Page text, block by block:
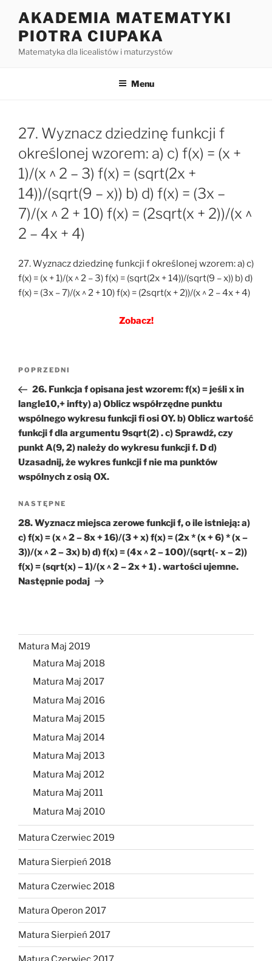
treści
AKADEMIA MATEMATYKI
PIOTRA CIUPAKA
Matematyka dla licealistów i maturzystów
Menu
27. Wyznacz dziedzinę funkcji f
określonej wzorem: a) c) f(x) = (x +
1)/(x ^ 2 – 3) f(x) = (sqrt(2x +
14))/(sqrt(9 – x)) b) d) f(x) = (3x –
7)/(x ^ 2 + 10) f(x) = (2sqrt(x + 2))/(x ^
2 – 4x + 4)
27. Wyznacz dziedzinę funkcji f określonej wzorem: a) c)
f(x) = (x + 1)/(x ^ 2 – 3) f(x) = (sqrt(2x + 14))/(sqrt(9 – x)) b) d)
f(x) = (3x – 7)/(x ^ 2 + 10) f(x) = (2sqrt(x + 2))/(x ^ 2 – 4x + 4)
Zobacz!
Nawigacja
Poprzedni
wpis
POPRZEDNI
26. Funkcja f opisana jest wzorem: f(x) = jeśli x in
langle10,+ infty) a) Oblicz współrzędne punktu
wspólnego wykresu funkcji fi osi OY. b) Oblicz wartość
funkcji f dla argumentu 9sqrt(2) . c) Sprawdź, czy
punkt A(9, 2) należy do wykresu funkcji f. D d)
Uzasadnij, że wykres funkcji f nie ma punktów
wspólnych z osią OX.
Następny
wpis
NASTĘPNE
28. Wyznacz miejsca zerowe funkcji f, o ile istnieją: a)
c) f(x) = (x ^ 2 – 8x + 16)/(3 + x) f(x) = (2x * (x + 6) * (x –
3))/(x ^ 2 – 3x) b) d) f(x) = (4x ^ 2 – 100)/(sqrt(- x – 2))
f(x) = (sqrt(x) – 1)/(x ^ 2 – 2x + 1) . wartości ujemne.
Następnie podaj
Matura Maj 2019
Matura Maj 2018
Matura Maj 2017
Matura Maj 2016
Matura Maj 2015
Matura Maj 2014
Matura Maj 2013
Matura Maj 2012
Matura Maj 2011
Matura Maj 2010
Matura Czerwiec 2019
Matura Sierpień 2018
Matura Czerwiec 2018
Matura Operon 2017
Matura Sierpień 2017